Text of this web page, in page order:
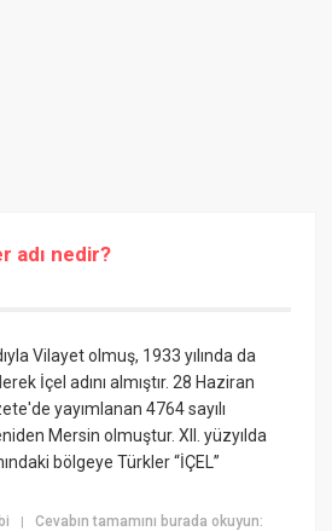
adı nedir?
Vilayet olmuş, 1933 yılında da
İçel adını almıştır. 28 Haziran
yayımlanan 4764 sayılı
Mersin olmuştur. XII. yüzyılda
bölgeye Türkler “İÇEL”
|Cevabın tamamını burada okuyun: